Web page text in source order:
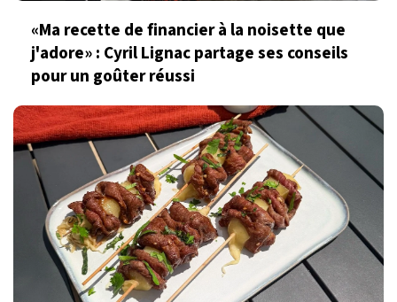
«Ma recette de financier à la noisette que
j'adore» : Cyril Lignac partage ses conseils
pour un goûter réussi